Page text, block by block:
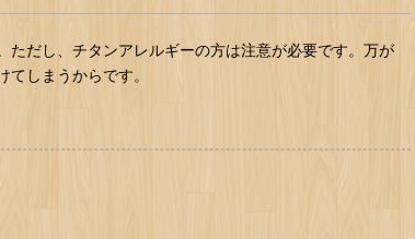
だし、チタンアレルギーの方は注意が必要です。万が
しまうからです。